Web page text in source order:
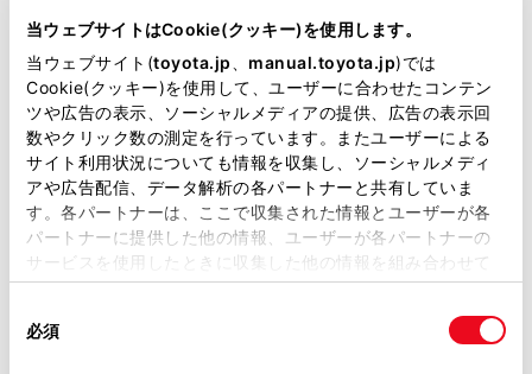
当ウェブサイトはCookie(クッキー)を使用します。
当ウェブサイト(toyota.jp manual.toyota.jp)では
Cookie(クッキー)を使用して、ユーザーに合わせたコンテン
ツや広告の表示、ソーシャルメディアの提供、広告の表示回
数やクリック数の測定を行っています。またユーザーによる
サイト利用状況についても情報を収集し、ソーシャルメディ
アや広告配信、データ解析の各パートナーと共有していま
す。各パートナーは、ここで収集された情報とユーザーが各
パートナーに提供した他の情報、ユーザーが各パートナーの
サービスを使用したときに収集した他の情報を組み合わせて
使用することがあります。当ウェブサイトの使用を続行する
必須
ハリアー ハイブリッド Z
2500cc
E-Four